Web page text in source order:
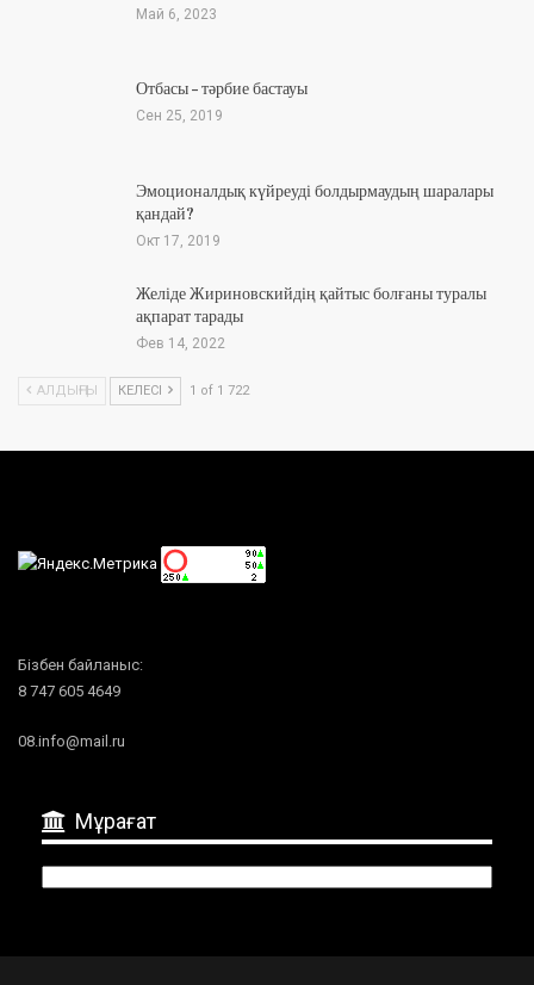
Май 6, 2023
Отбасы – тәрбие бастауы
Сен 25, 2019
Эмоционалдық күйреуді болдырмаудың шаралары
қандай?
Окт 17, 2019
Желіде Жириновскийдің қайтыс болғаны туралы
ақпарат тарады
Фев 14, 2022
АЛДЫҢҒЫ КЕЛЕСІ 1 of 1 722
Бізбен байланыс:
8 747 605 4649
08.info@mail.ru
Мұрағат